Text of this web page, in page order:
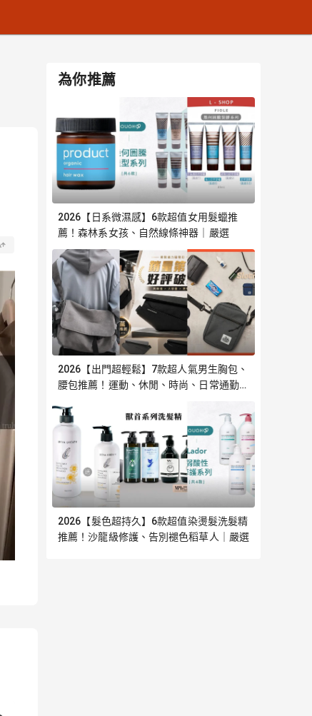
為你推薦
2026【日系微濕感】6款超值女用髮蠟推
薦！森林系女孩、自然線條神器｜嚴選
2026【出門超輕鬆】7款超人氣男生胸包、
腰包推薦！運動、休閒、時尚、日常通勤必
2026【髮色超持久】6款超值染燙髮洗髮精
推薦！沙龍級修護、告別褪色稻草人｜嚴選